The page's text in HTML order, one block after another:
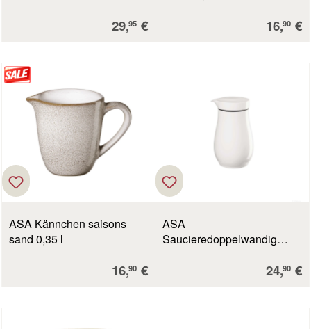
Verkaufspreis:
29,95 € 16,90 €
ASA Kännchen saisons
sand 0,35 l
Verkaufspreis:
16,90 €
ASA
Saucieredoppelwandig
24,90 €